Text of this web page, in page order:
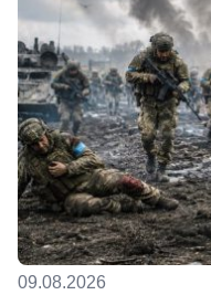
09.08.2026